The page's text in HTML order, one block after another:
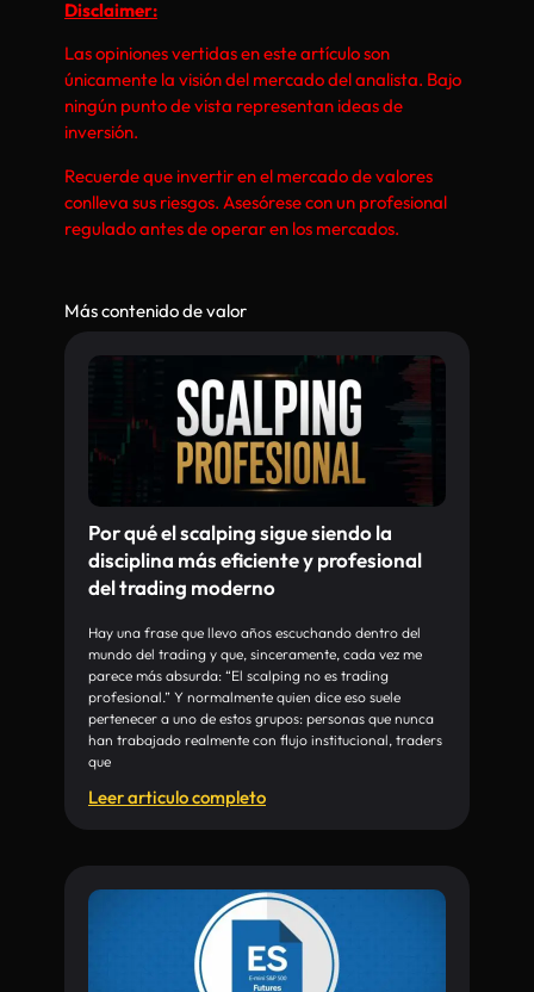
Disclaimer:
Las opiniones vertidas en este artículo son
únicamente la visión del mercado del analista. Bajo
ningún punto de vista representan ideas de
inversión.
Recuerde que invertir en el mercado de valores
conlleva sus riesgos. Asesórese con un profesional
regulado antes de operar en los mercados.
Más contenido de valor
Por qué el scalping sigue siendo la
disciplina más eficiente y profesional
del trading moderno
Hay una frase que llevo años escuchando dentro del
mundo del trading y que, sinceramente, cada vez me
parece más absurda: “El scalping no es trading
profesional.” Y normalmente quien dice eso suele
pertenecer a uno de estos grupos: personas que nunca
han trabajado realmente con flujo institucional, traders
que
Leer articulo completo